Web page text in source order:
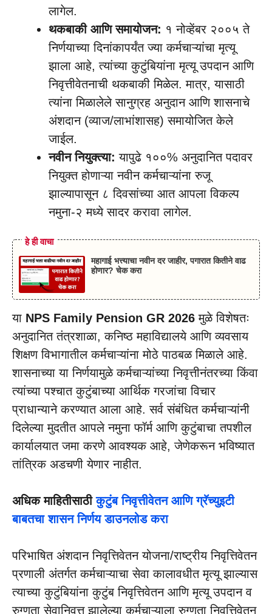
लागेल.
थकबाकी आणि समायोजन: १ नोव्हेंबर २००५ ते
निर्णयाच्या दिनांकापर्यंत ज्या कर्मचाऱ्यांचा मृत्यू
झाला आहे, त्यांच्या कुटुंबियांना मृत्यू उपदान आणि
निवृत्तीवेतनाची थकबाकी मिळेल. मात्र, यासाठी
त्यांना मिळालेले सानुग्रह अनुदान आणि शासनाचे
अंशदान (व्याज/लाभांशासह) समायोजित केले
जाईल.
नवीन नियुक्त्या: यापुढे १००% अनुदानित पदावर
नियुक्त होणाऱ्या नवीन कर्मचाऱ्यांना रुजू
झाल्यापासून ८ दिवसांच्या आत आपला विकल्प
नमुना-२ मध्ये सादर करावा लागेल.
हे ही वाचा
महागाई भत्त्याचा नवीन दर जाहीर, पगारात कितीने वाढ
होणार? चेक करा
या NPS Family Pension GR 2026 मुळे विशेषतः
अनुदानित तंत्रशाळा, कनिष्ठ महाविद्यालये आणि व्यवसाय
शिक्षण विभागातील कर्मचाऱ्यांना मोठे पाठबळ मिळाले आहे.
शासनाच्या या निर्णयामुळे कर्मचाऱ्यांच्या निवृत्तीनंतरच्या किंवा
त्यांच्या पश्चात कुटुंबाच्या आर्थिक गरजांचा विचार
प्राधान्याने करण्यात आला आहे. सर्व संबंधित कर्मचाऱ्यांनी
दिलेल्या मुदतीत आपले नमुना फॉर्म आणि कुटुंबाचा तपशील
कार्यालयात जमा करणे आवश्यक आहे, जेणेकरून भविष्यात
तांत्रिक अडचणी येणार नाहीत.
अधिक माहितीसाठीकुटुंब निवृत्तीवेतन आणि ग्रॅच्युइटी
बाबतचा शासन निर्णय डाउनलोड करा
परिभाषित अंशदान निवृत्तिवेतन योजना/राष्ट्रीय निवृत्तिवेतन
प्रणाली अंतर्गत कर्मचाऱ्याचा सेवा कालावधीत मृत्यू झाल्यास
त्याच्या कुटुंबियांना कुटुंब निवृत्तिवेतन आणि मृत्यू उपदान व
रुग्णता सेवानिवृत्त झालेल्या कर्मचाऱ्याला रुग्णता निवृत्तिवेतन